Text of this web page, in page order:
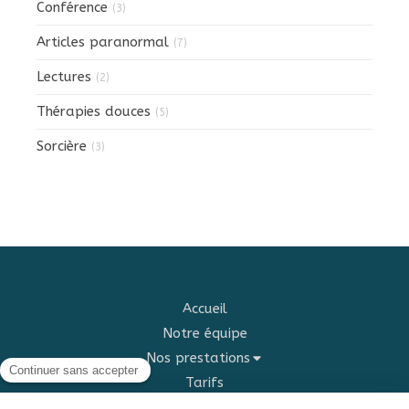
Conférence (3)
Articles paranormal (7)
Lectures (2)
Thérapies douces (5)
Sorcière (3)
Accueil
Notre équipe
Nos prestations
Tarifs